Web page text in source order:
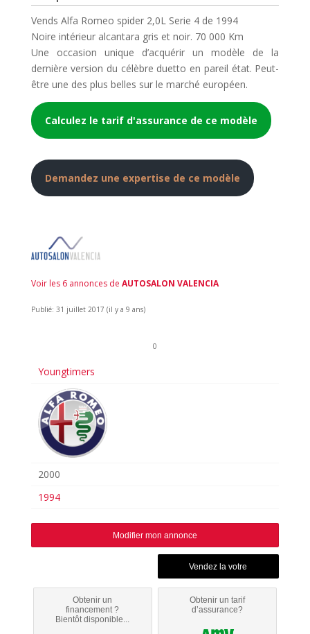
Vends Alfa Romeo spider 2,0L Serie 4 de 1994
Noire intérieur alcantara gris et noir. 70 000 Km
Une occasion unique d’acquérir un modèle de la
dernière version du célèbre duetto en pareil état. Peut-
être une des plus belles sur le marché européen.
Calculez le tarif d'assurance de ce modèle
Demandez une expertise de ce modèle
Voir les 6 annonces de AUTOSALON VALENCIA
Publié: 31 juillet 2017 (il y a 9 ans)
0
Youngtimers
2000
1994
Modifier mon annonce
Obtenir un
financement ?
Bientôt disponible...
Obtenir un tarif
d’assurance?